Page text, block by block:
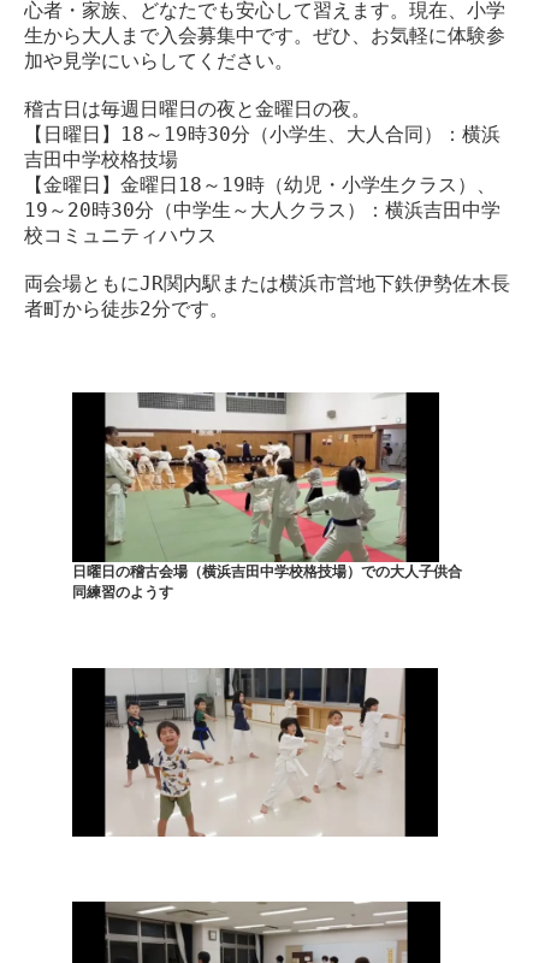
心者・家族、どなたでも安心して習えます。現在、小学
生から大人まで入会募集中です。ぜひ、お気軽に体験参
加や見学にいらしてください。
稽古日は毎週日曜日の夜と金曜日の夜。
【日曜日】18～19時30分（小学生、大人合同）：横浜
吉田中学校格技場
【金曜日】金曜日18～19時（幼児・小学生クラス）、
19～20時30分（中学生～大人クラス）：横浜吉田中学
校コミュニティハウス
両会場ともにJR関内駅または横浜市営地下鉄伊勢佐木長
者町から徒歩2分です。
日曜日の稽古会場（横浜吉田中学校格技場）での大人子供合
同練習のようす